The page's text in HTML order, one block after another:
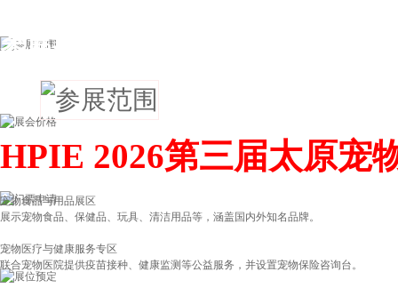
参展范围
HPIE 2026第三届太原宠
宠物食品与用品展区
展示宠物食品、保健品、玩具、清洁用品等，涵盖国内外知名品牌。 ‌
宠物医疗与健康服务专区
联合宠物医院提供疫苗接种、健康监测等公益服务，并设置宠物保险咨询台。 ‌